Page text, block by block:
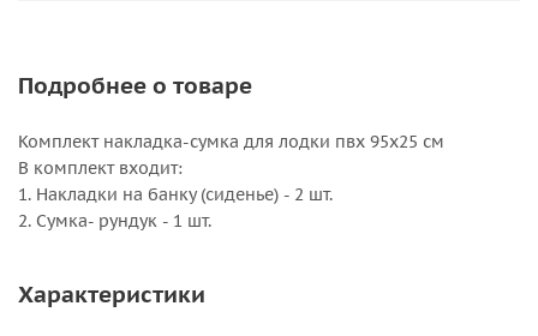
Подробнее о товаре
Комплект накладка-сумка для лодки пвх 95х25 см
В комплект входит:
1. Накладки на банку (сиденье) - 2 шт.
2. Сумка- рундук - 1 шт.
Характеристики